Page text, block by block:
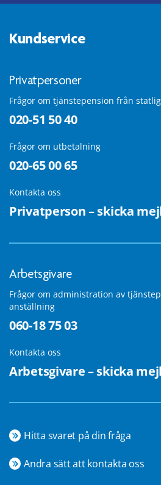
Kundservice
Privatpersoner
Frågor om tjänstepension från
020-51 50 40
Frågor om utbetalning
020-65 00 65
Kontakta oss
Privatperson – skicka
Arbetsgivare
Frågor om administration av
anställning
060-18 75 03
Kontakta oss
Arbetsgivare – skicka
Hitta svaret på din fråga
Andra sätt att kontakta oss